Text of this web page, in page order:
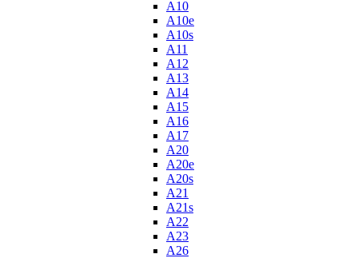
A10
A10e
A10s
A11
A12
A13
A14
A15
A16
A17
A20
A20e
A20s
A21
A21s
A22
A23
A26